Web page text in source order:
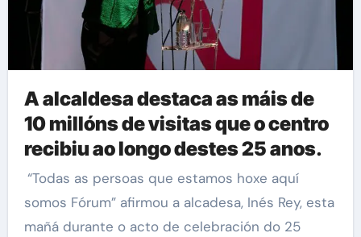
A alcaldesa destaca as máis de
10 millóns de visitas que o centro
recibiu ao longo destes 25 anos.
“Todas as persoas que estamos hoxe aquí
somos Fórum” afirmou a alcadesa, Inés Rey, esta
mañá durante o acto de celebración do 25